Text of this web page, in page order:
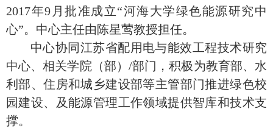
2017年9月批准成立“河海大学绿色能源研究中
心”。中心主任由陈星莺教授担任。
中心协同江苏省配用电与能效工程技术研究
中心、相关学院（部）/部门，积极为教育部、水
利部、住房和城乡建设部等主管部门推进绿色校
园建设、及能源管理工作领域提供智库和技术支
撑。